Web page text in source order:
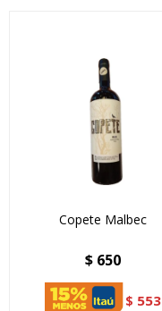
Copete Malbec
$ 650
$ 553